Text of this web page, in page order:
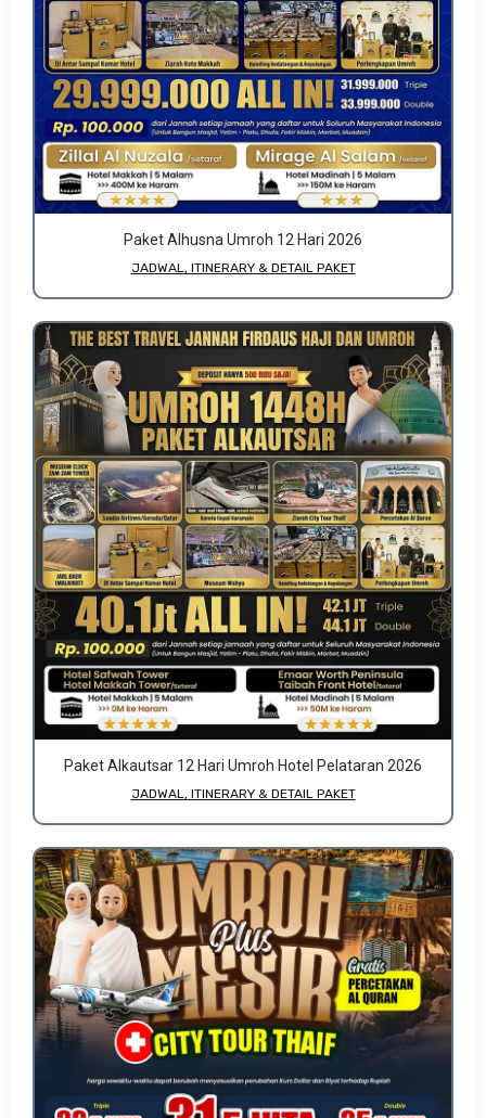
Paket Alhusna Umroh 12 Hari 2026
JADWAL, ITINERARY & DETAIL PAKET
Paket Alkautsar 12 Hari Umroh Hotel Pelataran 2026
JADWAL, ITINERARY & DETAIL PAKET